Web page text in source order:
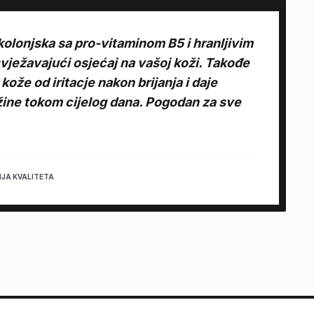
sa pro-vitaminom B5 i hranljivim
osjećaj na vašoj koži. Takođe
od iritacje nakon brijanja i daje
tokom cijelog dana. Pogodan za sve
KVALITETA